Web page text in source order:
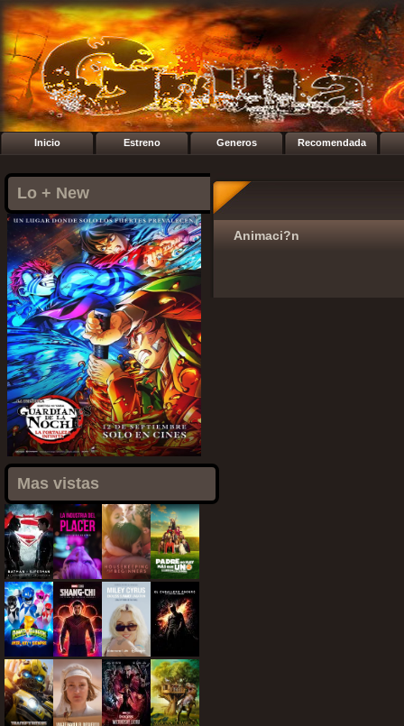
Inicio Estreno Generos Recomendada
Lo + New
Mas vistas
Animaci?n